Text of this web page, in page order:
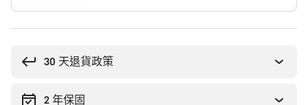
30 天退貨政策
2 年保固